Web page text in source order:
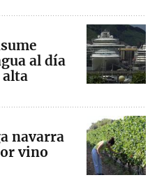
al día
alta
navarra
vino